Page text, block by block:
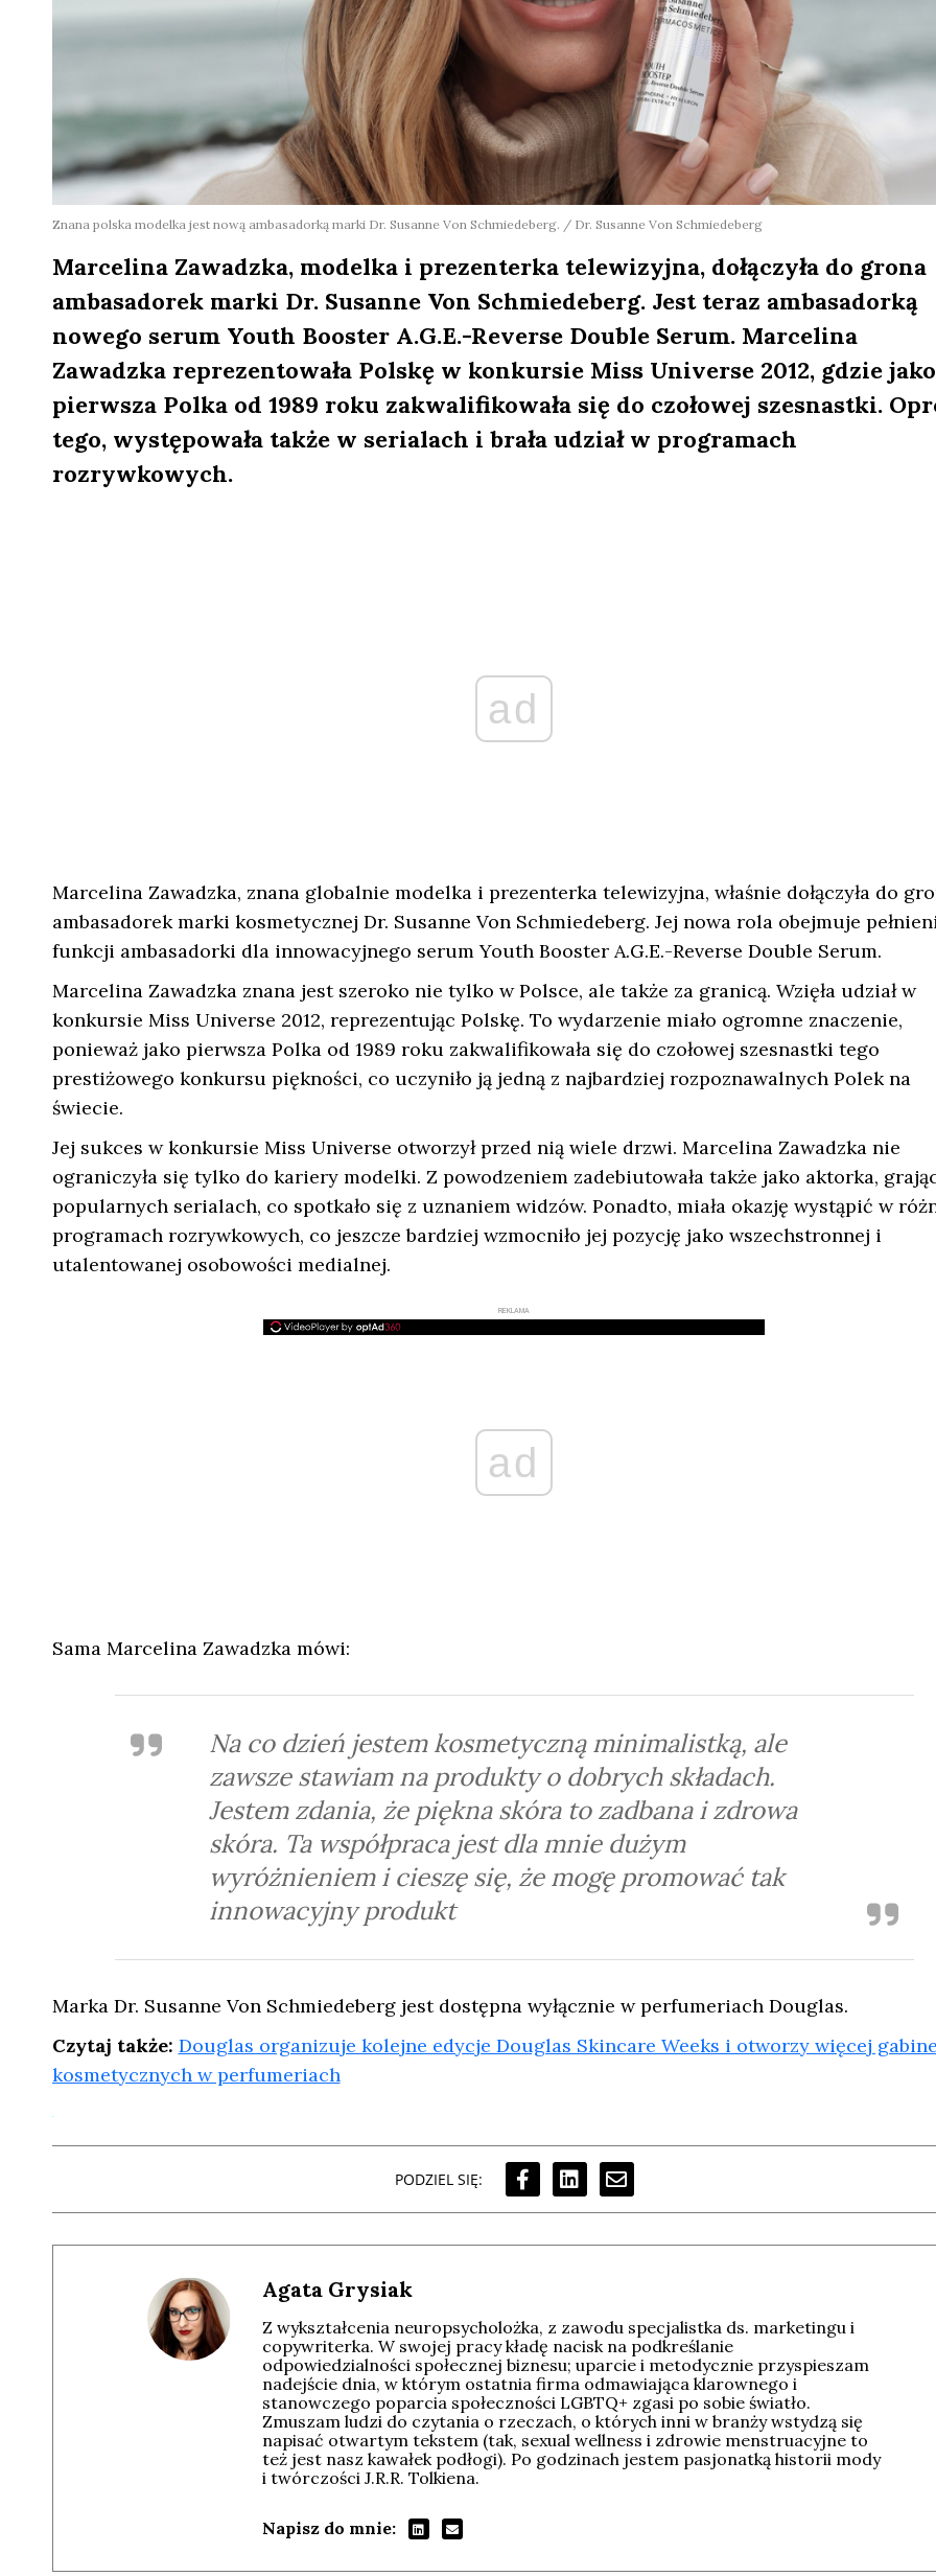
Znana polska modelka jest nową ambasadorką marki Dr. Susanne Von Schmiedeberg. / Dr. Susanne Von Schmiedeberg
Marcelina Zawadzka, modelka i prezenterka telewizyjna, dołączyła do grona
ambasadorek marki Dr. Susanne Von Schmiedeberg. Jest teraz ambasadorką
nowego serum Youth Booster A.G.E.-Reverse Double Serum. Marcelina
Zawadzka reprezentowała Polskę w konkursie Miss Universe 2012, gdzie jako
pierwsza Polka od 1989 roku zakwalifikowała się do czołowej szesnastki.
tego, występowała także w serialach i brała udział w programach
rozrywkowych.
ad
Marcelina Zawadzka, znana globalnie modelka i prezenterka telewizyjna, właśnie dołączyła do
ambasadorek marki kosmetycznej Dr. Susanne Von Schmiedeberg. Jej nowa rola obejmuje
funkcji ambasadorki dla innowacyjnego serum Youth Booster A.G.E.-Reverse Double Serum.
Marcelina Zawadzka znana jest szeroko nie tylko w Polsce, ale także za granicą. Wzięła udział w
konkursie Miss Universe 2012, reprezentując Polskę. To wydarzenie miało ogromne znaczenie,
ponieważ jako pierwsza Polka od 1989 roku zakwalifikowała się do czołowej szesnastki tego
prestiżowego konkursu piękności, co uczyniło ją jedną z najbardziej rozpoznawalnych Polek na
świecie.
Jej sukces w konkursie Miss Universe otworzył przed nią wiele drzwi. Marcelina Zawadzka nie
ograniczyła się tylko do kariery modelki. Z powodzeniem zadebiutowała także jako aktorka,
popularnych serialach, co spotkało się z uznaniem widzów. Ponadto, miała okazję wystąpić w
programach rozrywkowych, co jeszcze bardziej wzmocniło jej pozycję jako wszechstronnej i
utalentowanej osobowości medialnej.
REKLAMA
ad
Sama Marcelina Zawadzka mówi:
Na co dzień jestem kosmetyczną minimalistką, ale
zawsze stawiam na produkty o dobrych składach.
Jestem zdania, że piękna skóra to zadbana i zdrowa
skóra. Ta współpraca jest dla mnie dużym
wyróżnieniem i cieszę się, że mogę promować tak
innowacyjny produkt
Marka Dr. Susanne Von Schmiedeberg jest dostępna wyłącznie w perfumeriach Douglas.
Czytaj także: Douglas organizuje kolejne edycje Douglas Skincare Weeks i otworzy więcej
kosmetycznych w perfumeriach
PODZIEL SIĘ:
Agata Grysiak
Z wykształcenia neuropsycholożka, z zawodu specjalistka ds. marketingu i
copywriterka. W swojej pracy kładę nacisk na podkreślanie
odpowiedzialności społecznej biznesu; uparcie i metodycznie przyspieszam
nadejście dnia, w którym ostatnia firma odmawiająca klarownego i
stanowczego poparcia społeczności LGBTQ+ zgasi po sobie światło.
Zmuszam ludzi do czytania o rzeczach, o których inni w branży wstydzą się
napisać otwartym tekstem (tak, sexual wellness i zdrowie menstruacyjne to
też jest nasz kawałek podłogi). Po godzinach jestem pasjonatką historii mody
i twórczości J.R.R. Tolkiena.
Napisz do mnie: